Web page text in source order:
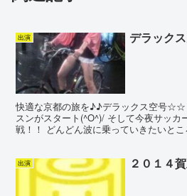
出演 デラック
快適な京都の旅を♪♪デラックス空号☆☆
スンがスタート(^O^)/ そして今夜サッカ
戦！！ どんどん波に乗っていきたいと
出演 ２０１４